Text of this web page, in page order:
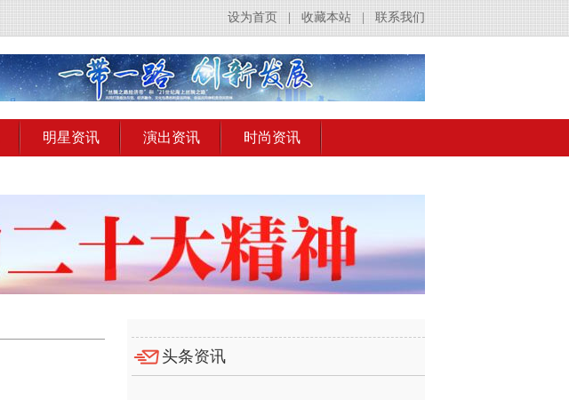
联系我们
收藏本站
设为首页
明星资讯 演出资讯 时尚资讯
头条资讯